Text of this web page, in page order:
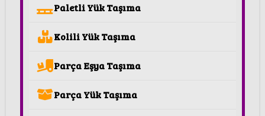
Paletli Yük Taşıma
Kolili Yük Taşıma
Parça Eşya Taşıma
Parça Yük Taşıma